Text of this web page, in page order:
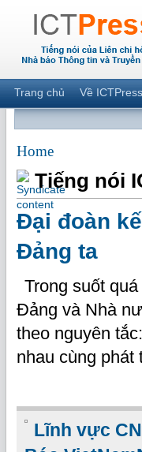
Trang chủ Về ICTPress
Home
Tiếng nói
Đại đoàn
Đảng ta
Trong suốt
Đảng và Nhà
theo nguyên
nhau cùng phát
Lĩnh vực